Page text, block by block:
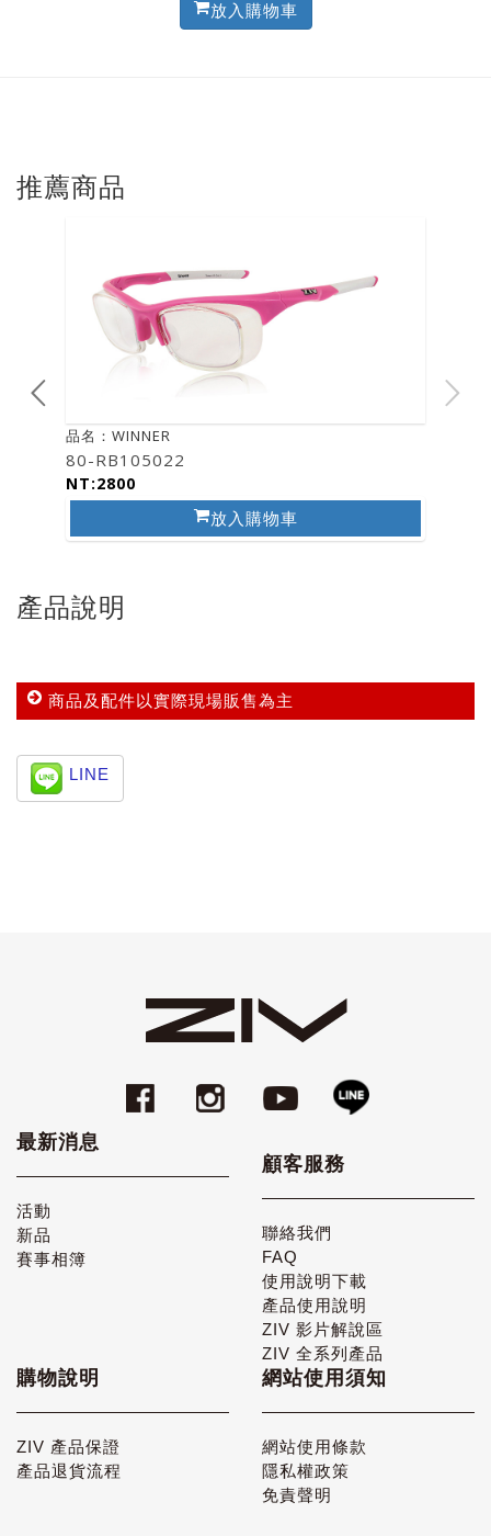
放入購物車
推薦商品
品名：WINNER
80-RB105022
NT:2800
放入購物車
產品說明
商品及配件以實際現場販售為主
LINE
最新消息
活動
新品
賽事相簿
顧客服務
聯絡我們
FAQ
使用說明下載
產品使用說明
ZIV 影片解說區
ZIV 全系列產品
購物說明
ZIV 產品保證
產品退貨流程
網站使用須知
網站使用條款
隱私權政策
免責聲明